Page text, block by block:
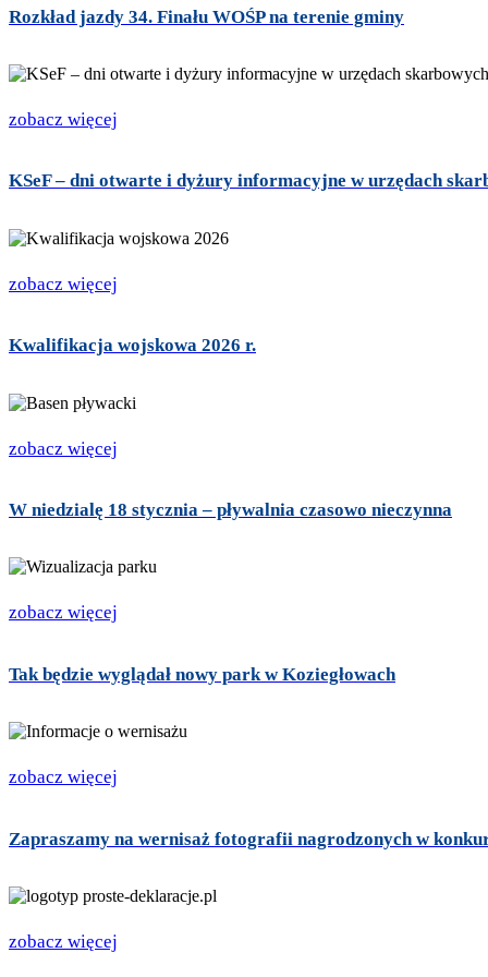
Rozkład jazdy 34. Finału WOŚP na terenie gminy
zobacz więcej
KSeF – dni otwarte i dyżury informacyjne w urzędach
zobacz więcej
Kwalifikacja wojskowa 2026 r.
zobacz więcej
W niedzialę 18 stycznia – pływalnia czasowo nieczynna
zobacz więcej
Tak będzie wyglądał nowy park w Koziegłowach
zobacz więcej
Zapraszamy na wernisaż fotografii nagrodzonych w
zobacz więcej